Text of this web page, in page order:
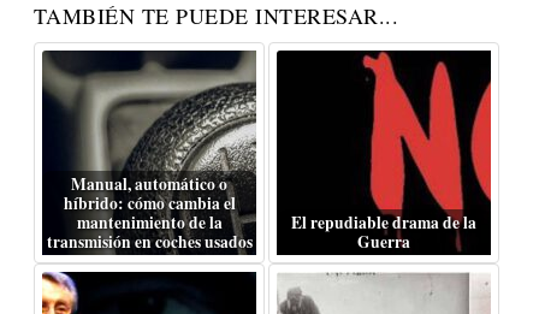
TAMBIÉN TE PUEDE INTERESAR...
Manual, automático o
híbrido: cómo cambia el
mantenimiento de la
transmisión en coches usados
El repudiable drama de la
Guerra